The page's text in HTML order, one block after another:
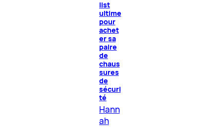
list
ultime
pour
achet
er sa
paire
de
chaus
sures
de
sécuri
té
Hann
ah